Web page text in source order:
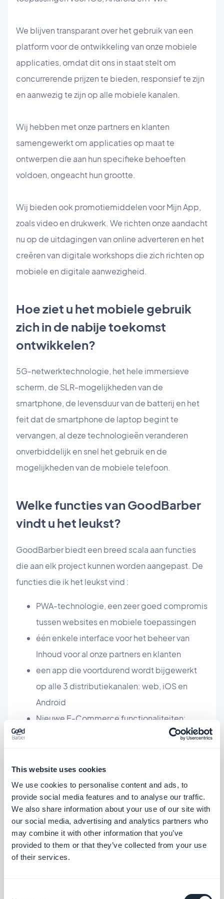
This website uses cookies
We use cookies to personalise content and ads, to
provide social media features and to analyse our traffic.
We also share information about your use of our site with
our social media, advertising and analytics partners who
may combine it with other information that you’ve
provided to them or that they’ve collected from your use
of their services.
We blijven transparant over het gebruik van een
platform voor de ontwikkeling van onze mobiele
applicaties, omdat dit ons in staat stelt om
concurrerende prijzen te bieden, responsief te zijn
en aanwezig te zijn op alle mobiele kanalen.
Wij hebben met onze partners en klanten
samengewerkt om applicaties op maat te
ontwerpen die aan hun specifieke behoeften
voldoen, ongeacht hun grootte.
Wij bieden ook promotiemiddelen voor Mijn App,
zoals video en drukwerk. We richten onze aandacht
nu op de uitdagingen van online adverteren en het
creëren van digitale workshops die zich richten op
mobiele en digitale aanwezigheid.
Hoe ziet u het mobiele gebruik
zich in de nabije toekomst
ontwikkelen?
5G-netwerktechnologie, het hele immersieve
scherm, de SLR-mogelijkheden van de
smartphone, de levensduur van de batterij en het
feit dat de smartphone de laptop begint te
vervangen, al deze technologieën veranderen
onverbiddelijk en snel het gebruik en de
mogelijkheden van de mobiele telefoon.
Welke functies van GoodBarber
vindt u het leukst?
GoodBarber biedt een breed scala aan functies
die aan elk project kunnen worden aangepast. De
functies die ik het leukst vind :
PWA-technologie, een zeer goed compromis
tussen websites en mobiele toepassingen
één enkele interface voor het beheer van
Inhoud voor al onze partners en klanten
een app die voortdurend wordt bijgewerkt
op alle 3 distributiekanalen: web, iOS en
Android
Nieuwe E-Commerce functionaliteiten:
online betaling, geplande afhaling in de
de context van de gezondheidscrisis.
Welke actie ondernam u tijdens
de 1e lockdown (maart-april
2020)?